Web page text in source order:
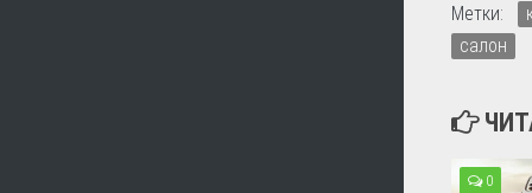
Метки:
салон
0